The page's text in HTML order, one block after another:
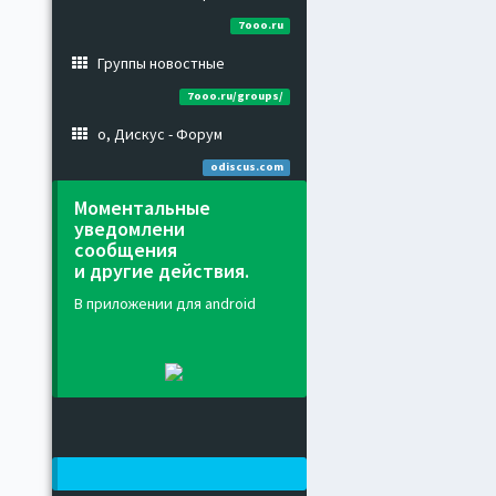
7ooo.ru
Группы новостные
7ooo.ru/groups/
о, Дискус - Форум
odiscus.com
Моментальные
уведомлени
сообщения
и другие действия.
В приложении для android